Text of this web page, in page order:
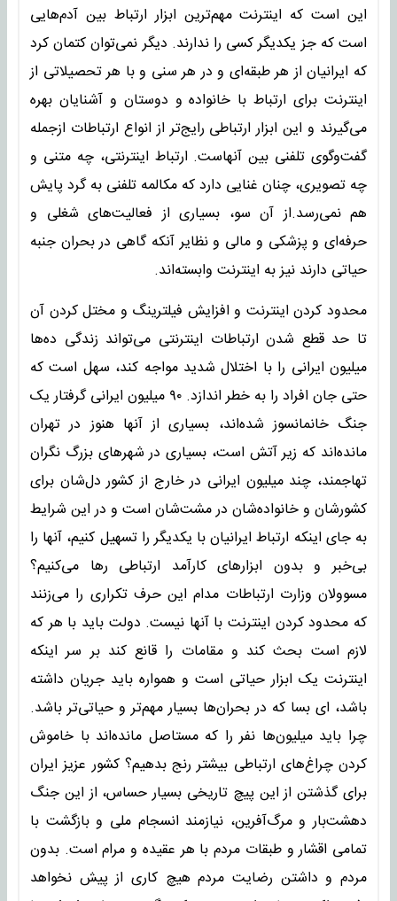
این است که اینترنت مهم‌ترین ابزار ارتباط بین آدم‌هایی
است که جز یکدیگر کسی را ندارند. دیگر نمی‌توان کتمان کرد
که ایرانیان از هر طبقه‌ای و در هر سنی و با هر تحصیلاتی از
اینترنت برای ارتباط با خانواده و دوستان و آشنایان بهره
می‌گیرند و این ابزار ارتباطی رایج‌تر از انواع ارتباطات ازجمله
گفت‌وگوی تلفنی بین آنهاست. ارتباط اینترنتی، چه متنی و
چه تصویری، چنان غنایی دارد که مکالمه تلفنی به گرد پایش
هم نمی‌رسد.از آن سو، بسیاری از فعالیت‌های شغلی و
حرفه‌ای و پزشکی و مالی و نظایر آنکه گاهی در بحران جنبه
حیاتی دارند نیز به اینترنت وابسته‌اند.
محدود کردن اینترنت و افزایش فیلترینگ و مختل ‌کردن آن
تا حد قطع ‌شدن ارتباطات اینترنتی می‌تواند زندگی ده‌ها
میلیون ایرانی را با اختلال شدید مواجه کند، سهل است که
حتی جان افراد را به خطر اندازد. ۹۰ میلیون ایرانی گرفتار یک
جنگ خانمانسوز شده‌اند، بسیاری از آنها هنوز در تهران
مانده‌اند که زیر آتش است، بسیاری در شهرهای بزرگ نگران
تهاجمند، چند میلیون ایرانی در خارج از کشور دل‌شان برای
کشورشان و خانواده‌شان در مشت‌شان است و در این شرایط
به‌ جای اینکه ارتباط ایرانیان با یکدیگر را تسهیل کنیم، آنها را
بی‌خبر و بدون ابزارهای کارآمد ارتباطی رها می‌کنیم؟
مسوولان وزارت ارتباطات مدام این حرف تکراری را می‌زنند
که محدود کردن اینترنت با آنها نیست. دولت باید با هر که
لازم است بحث کند و مقامات را قانع کند بر سر اینکه
اینترنت یک ابزار حیاتی است و همواره باید جریان داشته
باشد، ای‌ بسا که در بحران‌ها بسیار مهم‌تر و حیاتی‌تر باشد.
چرا باید میلیون‌ها نفر را که مستاصل مانده‌اند با خاموش‌
کردن چراغ‌های ارتباطی بیشتر رنج بدهیم؟ کشور عزیز ایران
برای گذشتن از این پیچ تاریخی بسیار حساس، از این جنگ
دهشت‌بار و مرگ‌آفرین، نیازمند انسجام ملی و بازگشت با
تمامی اقشار و طبقات مردم با هر عقیده و مرام است. بدون
مردم و داشتن رضایت مردم هیچ کاری از پیش نخواهد